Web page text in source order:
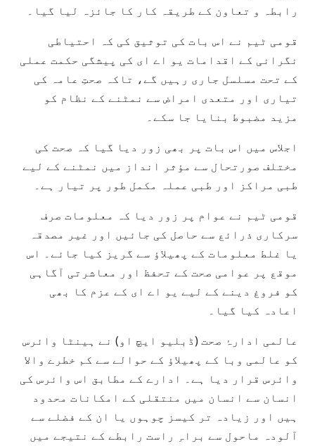
رابطہ و تعاون کے طریقہ کار کا جائزہ لیا گیا۔
قومی ٹیم نے اس بات کی توثیق کی کہ احتیاطی
نگرانی کے اقدامات یو اے ای کی پیشگی حکمت عملی
کے تحت مسلسل جاری رہیں گے، تاکہ صحتِ عامہ کی
تیاری اور متعدی امراض سے نمٹنے کے نظام کو
مزید مضبوط بنایا جا سکے۔
اجلاس میں اس بات پر بھی زور دیا گیا کہ صحت کی
مختلف صورتحال سے مؤثر انداز میں نمٹنے کے لیے
طبی مراکز اور طبی عملہ مکمل طور پر تیار ہے۔
قومی ٹیم نے عوام پر زور دیا کہ معلومات صرف
سرکاری ذرائع سے حاصل کی جائیں اور غیر مصدقہ
یا غلط معلومات کے پھیلاؤ سے گریز کیا جائے۔ اس
موقع پر عوامی صحت کے تحفظ اور معاشرتی آگاہی
کو فروغ دینے کے لیے یو اے ای کے عزم کا بھی
اعادہ کیا گیا۔
عالمی ادارۂ صحت (ڈبلیو ایچ او) نے ہینٹا وائرس
کو عالمی وبا کے پھیلاؤ کے حوالے سے کم خطرے والا
وائرس قرار دیا ہے۔ ادارے کے مطابق اس وائرس کی
انسان سے انسان میں منتقلی کے امکانات محدود
ہیں اور زیادہ تر کیسز چوہوں یا ان کے فضلے سے
آلودہ ماحول سے براہِ راست رابطے کے نتیجے میں